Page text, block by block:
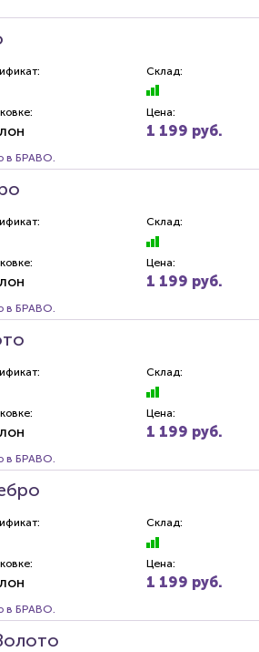
Склад:
Цена:
1 199 руб.
в БРАВО.
Склад:
Цена:
1 199 руб.
в БРАВО.
Склад:
Цена:
1 199 руб.
в БРАВО.
Склад:
Цена:
1 199 руб.
в БРАВО.